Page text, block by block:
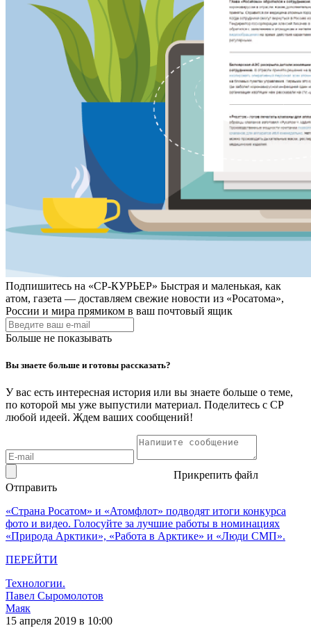
Подпишитесь на «СР-КУРЬЕР» Быстрая и маленькая, как
атом, газета — доставляем свежие новости из «Росатома»,
России и мира прямиком в ваш почтовый ящик
Больше не показывать
Вы знаете больше и готовы рассказать?
У вас есть интересная история или вы знаете больше о теме,
по которой мы уже выпустили материал. Поделитесь с СР
любой идеей. Ждем ваших сообщений!
Прикрепить файл
Отправить
«Страна Росатом» и «Атомфлот» подводят итоги конкурса
фото и видео. Голосуйте за лучшие работы в номинациях
«Природа Арктики», «Работа в Арктике» и «Люди СМП».
ПЕРЕЙТИ
Технологии.
Павел Сыромолотов
Маяк
15 апреля 2019 в 10:00